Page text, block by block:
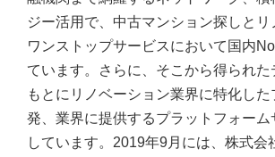
ジー活用で、中古マンション探しと
ワンストップサービスにおいて国内
ています。さらに、そこから得られた
もとにリノベーション業界に特化した
発、業界に提供するプラットフォーム
しています。2019年9月には、株式会